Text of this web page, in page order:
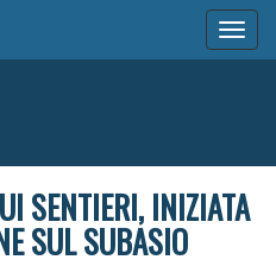
SENTIERI, INIZIATA
SUL SUBASIO